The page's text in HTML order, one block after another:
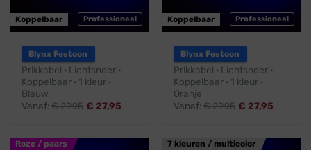
Professioneel
Koppelbaar
Blynx Festoon
Prikkabel · Lichtsnoer ·
Koppelbaar · 1 kleur ·
Blauw
Vanaf:€29,95 € 27,95
Professioneel
Koppelbaar
Blynx Festoon
Prikkabel · Lichtsnoer ·
Koppelbaar · 1 kleur ·
Oranje
Vanaf:€29,95 € 27,95
Roze / paars
7 kleuren / multicolor